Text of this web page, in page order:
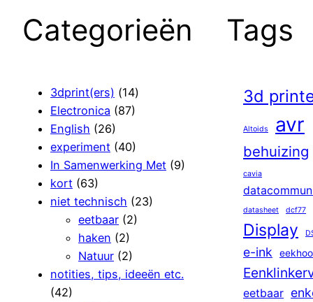
Categorieën
3dprint(ers) (14)
Electronica (87)
English (26)
experiment (40)
In Samenwerking Met (9)
kort (63)
niet technisch (23)
eetbaar (2)
haken (2)
Natuur (2)
notities, tips, ideeën etc.
(42)
Tags
3d
Altoids avr
behuizing
cavia
datasheet dcf77
Display
e-ink
eetbaar